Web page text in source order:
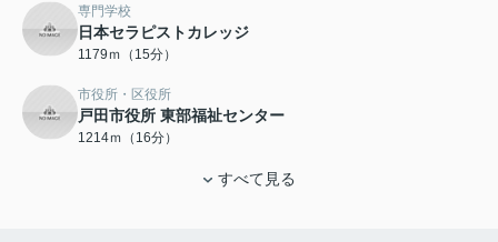
専門学校
日本セラピストカレッジ
1179ｍ（15分）
市役所・区役所
戸田市役所 東部福祉センター
1214ｍ（16分）
すべて見る